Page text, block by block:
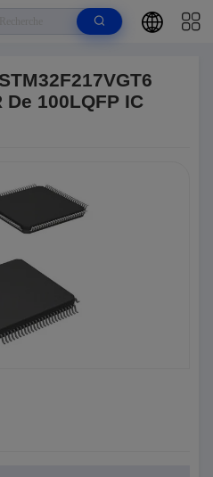
De 100LQFP IC MCU 32BIT 1MB
100LQFP IC